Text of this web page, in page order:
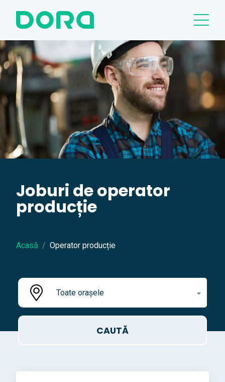
Joburi de operator
producție
Acasă Operator producție
Toate orașele